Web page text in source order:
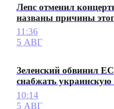
Лепс отменил
названы причины
11:36
5 АВГ
Зеленский обвинил
снабжать
10:14
5 АВГ